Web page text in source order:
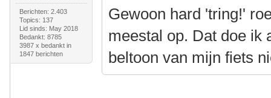
Berichten: 2.403
Topics: 137
Lid sinds: May 2018
Bedankt: 8785
3987 x bedankt in
1847 berichten
Gewoon hard 'tring!'
meestal op. Dat doe ik
beltoon van mijn fiets